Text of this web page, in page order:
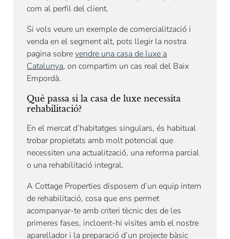
com al perfil del client.
Si vols veure un exemple de comercialització i
venda en el segment alt, pots llegir la nostra
pagina sobrevendre una casa de luxe a
Catalunya, on compartim un cas real del Baix
Empordà.
Què passa si la casa de luxe necessita
rehabilitació?
En el mercat d’habitatges singulars, és habitual
trobar propietats amb molt potencial que
necessiten una actualització, una reforma parcial
o una rehabilitació integral.
A Cottage Properties disposem d’un equip intern
de rehabilitació, cosa que ens permet
acompanyar-te amb criteri tècnic des de les
primeres fases, incloent-hi visites amb el nostre
aparellador i la preparació d’un projecte bàsic